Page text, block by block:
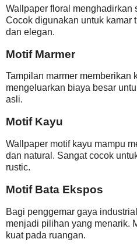
Wallpaper floral menghadirkan
Cocok digunakan untuk kamar
dan elegan.
Motif Marmer
Tampilan marmer memberikan
mengeluarkan biaya besar
asli.
Motif Kayu
Wallpaper motif kayu mampu
dan natural. Sangat cocok
rustic.
Motif Bata Ekspos
Bagi penggemar gaya
menjadi pilihan yang menarik.
kuat pada ruangan.